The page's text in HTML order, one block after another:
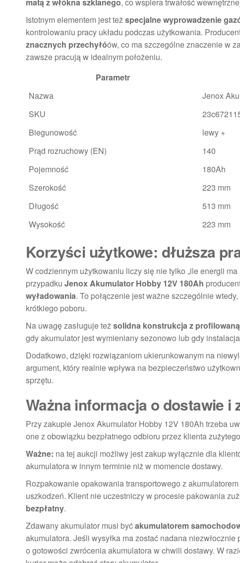
Istotnym elementem jest teżspecjalne wyprowadzenie
kontrolowaniu pracy układu podczas użytkowania.
znacznych przechyłóów, co ma szczególne znaczenie w
zawsze pracują w idealnym położeniu.
Parametr
Nazwa
Jenox
SKU
Biegunowość
lewy +
Prąd rozruchowy (EN)
140
Pojemność
180Ah
Szerokość
223 mm
Długość
513 mm
Wysokość
223 mm
Korzyści użytkowe: dłuższa
W codziennym użytkowaniu liczy się nie tylko „ile energii
przypadku Jenox Akumulator Hobby 12V 180Ah
wyładowania. To połączenie jest ważne szczególnie
krótkiego poboru.
Na uwagę zasługuje teżsolidna konstrukcja z
gdy akumulator jest wymieniany sezonowo lub gdy
Dodatkowo, dzięki rozwiązaniom ukierunkowanym na
argument, który realnie wpływa na bezpieczeństwo
sprzętu.
Ważna informacja o dostawie
Przy zakupie Jenox Akumulator Hobby 12V 180Ah trzeba
one z obowiązku bezpłatnego odbioru przez klienta
Ważne: na tej aukcji możliwy jest zakup wyłącznie dla
akumulatora w innym terminie niż w momencie dostawy.
Rozpakowanie opakowania transportowego z
uszkodzeń. Klient nie uczestniczy w procesie pakowania
bezpłatny.
Zdawany akumulator musi byćakumulatorem
akumulatora. Jeśli wysyłka ma zostać nadana
o gotowości zwrócenia akumulatora w chwili dostawy. W